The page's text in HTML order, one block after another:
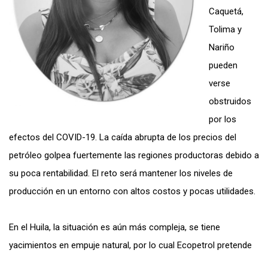
Caquetá,
Tolima y
Nariño
pueden
verse
obstruidos
por los
efectos del COVID-19. La caída abrupta de los precios del
petróleo golpea fuertemente las regiones productoras debido a
su poca rentabilidad. El reto será mantener los niveles de
producción en un entorno con altos costos y pocas utilidades.
En el Huila, la situación es aún más compleja, se tiene
yacimientos en empuje natural, por lo cual Ecopetrol pretende